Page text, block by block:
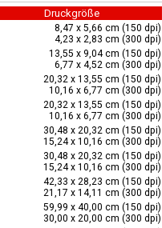
Druckgröße
8,47 x 5,66 cm (150 dpi)
4,23 x 2,83 cm (300 dpi)
13,55 x 9,04 cm (150 dpi)
6,77 x 4,52 cm (300 dpi)
20,32 x 13,55 cm (150 dpi)
10,16 x 6,77 cm (300 dpi)
20,32 x 13,55 cm (150 dpi)
10,16 x 6,77 cm (300 dpi)
30,48 x 20,32 cm (150 dpi)
15,24 x 10,16 cm (300 dpi)
30,48 x 20,32 cm (150 dpi)
15,24 x 10,16 cm (300 dpi)
42,33 x 28,23 cm (150 dpi)
21,17 x 14,11 cm (300 dpi)
59,99 x 40,00 cm (150 dpi)
30,00 x 20,00 cm (300 dpi)